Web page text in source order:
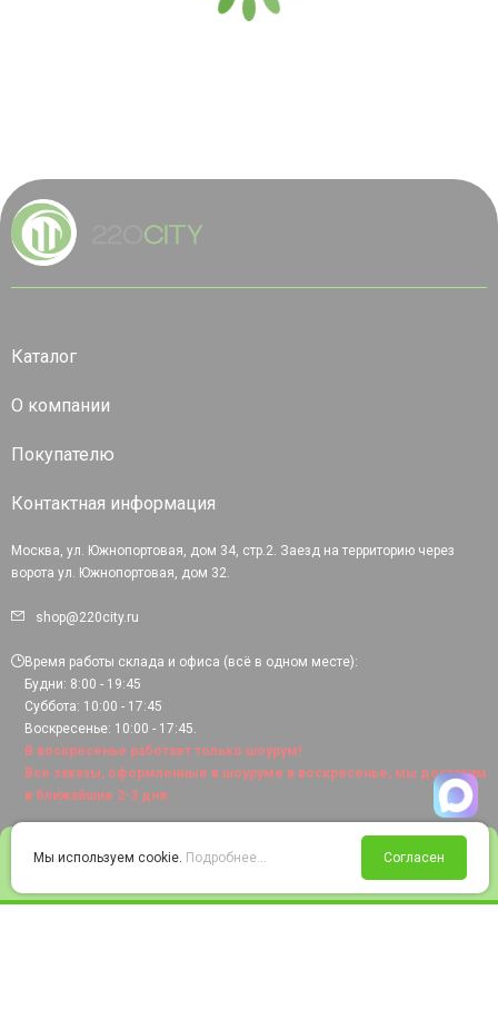
Войти Избранное Корзина
Каталог
О компании
Покупателю
Контактная информация
Москва, ул. Южнопортовая, дом 34, стр.2. Заезд на территорию через
ворота ул. Южнопортовая, дом 32.
shop@220city.ru
Время работы склада и офиса (всё в одном месте):
Будни: 8:00 - 19:45
Суббота: 10:00 - 17:45
Воскресенье: 10:00 - 17:45.
В воскресенье работает только шоурум!
Все заказы, оформленные в шоуруме в воскресенье, мы доставим
в ближайшие 2-3 дня.
Мы используем cookie. Подробнее... Согласен